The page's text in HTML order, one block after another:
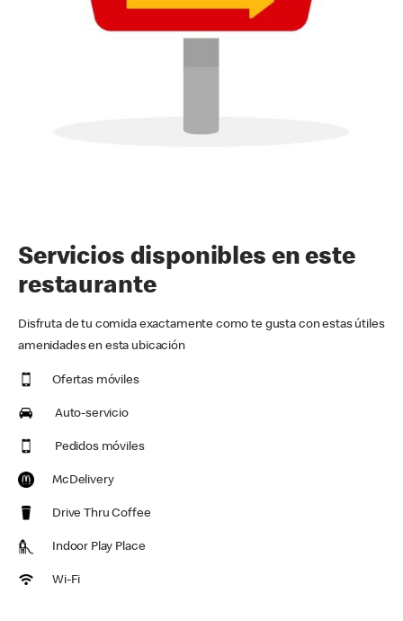
Servicios disponibles en este
restaurante
Disfruta de tu comida exactamente como te gusta con estas útiles
amenidades en esta ubicación
Ofertas móviles
Auto-servicio
Pedidos móviles
McDelivery
Drive Thru Coffee
Indoor Play Place
Wi-Fi